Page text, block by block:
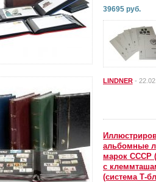
39695 руб.
LINDNER-
альбомные
марок СССР
с
(система Т-